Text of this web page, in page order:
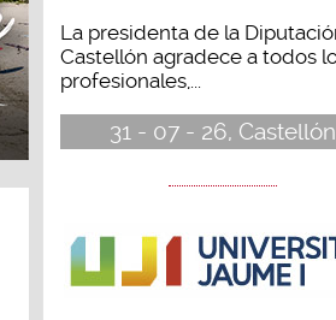
La presidenta de la
Castellón agradece a todos
profesionales,...
31 - 07 - 26, Castellón